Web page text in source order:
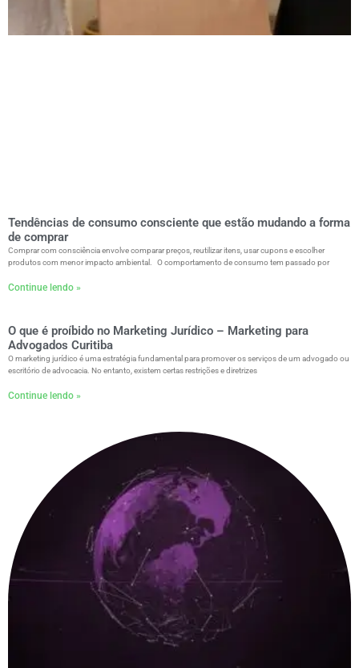
Tendências de consumo consciente que estão mudando a forma
de comprar
Comprar com consciência envolve comparar preços, reutilizar itens, usar cupons e escolher
produtos com menor impacto ambiental. O comportamento de consumo tem passado por
Continue lendo »
O que é proíbido no Marketing Jurídico – Marketing para
Advogados Curitiba
O marketing jurídico é uma estratégia fundamental para promover os serviços de um advogado ou
escritório de advocacia. No entanto, existem certas restrições e diretrizes
Continue lendo »